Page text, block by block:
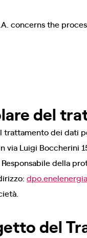
concerns the
del
trattamento dei dati
via Luigi Boccherini
Responsabile della
del